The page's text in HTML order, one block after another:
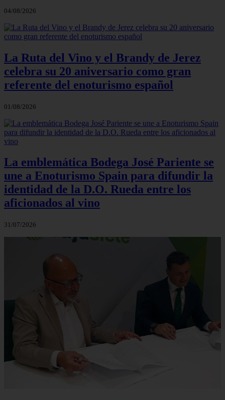
04/08/2026
La Ruta del Vino y el Brandy de Jerez
celebra su 20 aniversario como gran
referente del enoturismo español
01/08/2026
La emblemática Bodega José Pariente se
une a Enoturismo Spain para difundir la
identidad de la D.O. Rueda entre los
aficionados al vino
31/07/2026